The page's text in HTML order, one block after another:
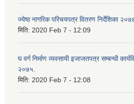
ज्येष्ठ नागरिक परिचयपत्र वितरण निर्देशिका
मिति: 2020 Feb 7 - 12:09
घ वर्ग निर्माण व्यवसायी इजाजतपत्र सम्बन्धी
२०७५.
मिति: 2020 Feb 7 - 12:08